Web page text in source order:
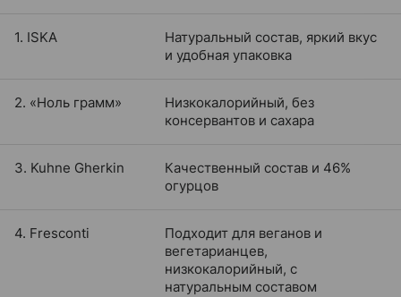
1. ISKA
Натуральный состав, яркий вкус
и удобная упаковка
2. «Ноль грамм»
Низкокалорийный, без
консервантов и сахара
3. Kuhne Gherkin
Качественный состав и 46%
огурцов
4. Fresconti
Подходит для веганов и
вегетарианцев,
низкокалорийный, с
натуральным составом